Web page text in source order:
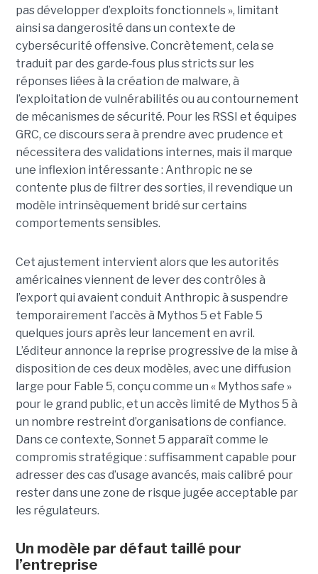
pas développer d’exploits fonctionnels », limitant
ainsi sa dangerosité dans un contexte de
cybersécurité offensive. Concrètement, cela se
traduit par des garde‑fous plus stricts sur les
réponses liées à la création de malware, à
l’exploitation de vulnérabilités ou au contournement
de mécanismes de sécurité. Pour les RSSI et équipes
GRC, ce discours sera à prendre avec prudence et
nécessitera des validations internes, mais il marque
une inflexion intéressante : Anthropic ne se
contente plus de filtrer des sorties, il revendique un
modèle intrinsèquement bridé sur certains
comportements sensibles.
Cet ajustement intervient alors que les autorités
américaines viennent de lever des contrôles à
l’export qui avaient conduit Anthropic à suspendre
temporairement l’accès à Mythos 5 et Fable 5
quelques jours après leur lancement en avril.
L’éditeur annonce la reprise progressive de la mise à
disposition de ces deux modèles, avec une diffusion
large pour Fable 5, conçu comme un « Mythos safe »
pour le grand public, et un accès limité de Mythos 5 à
un nombre restreint d’organisations de confiance.
Dans ce contexte, Sonnet 5 apparaît comme le
compromis stratégique : suffisamment capable pour
adresser des cas d’usage avancés, mais calibré pour
rester dans une zone de risque jugée acceptable par
les régulateurs.
Un modèle par défaut taillé pour
l’entreprise